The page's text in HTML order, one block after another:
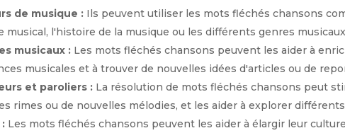
de musique : Ils peuvent utiliser les mots fléchés chansons
musical, l'histoire de la musique ou les différents genres
musicaux : Les mots fléchés chansons peuvent les aider à
musicales et à trouver de nouvelles idées d'articles ou de
et paroliers : La résolution de mots fléchés chansons peut
rimes ou de nouvelles mélodies, et les aider à explorer
Les mots fléchés chansons peuvent les aider à élargir leur